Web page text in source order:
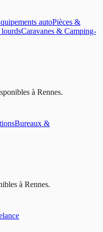
autoPièces &
Caravanes & Camping-
à Rennes.
Bureaux &
à Rennes.